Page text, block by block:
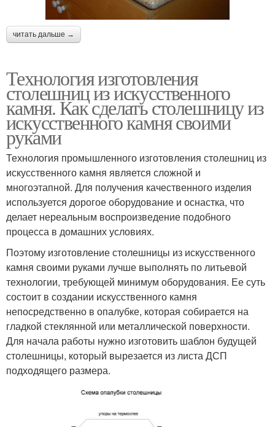
читать дальше →
Технология изготовления
столешниц из искусственного
камня. Как сделать столешницу из
искусственного камня своими
руками
Технология промышленного изготовления столешниц из
искусственного камня является сложной и
многоэтапной. Для получения качественного изделия
используется дорогое оборудование и оснастка, что
делает нереальным воспроизведение подобного
процесса в домашних условиях.
Поэтому изготовление столешницы из искусственного
камня своими руками лучше выполнять по литьевой
технологии, требующей минимум оборудования. Ее суть
состоит в создании искусственного камня
непосредственно в опалубке, которая собирается на
гладкой стеклянной или металлической поверхности.
Для начала работы нужно изготовить шаблон будущей
столешницы, который вырезается из листа ДСП
подходящего размера.